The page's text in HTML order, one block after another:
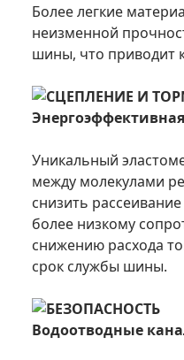
Более легкие
неизменной
шины, что приводит
СЦЕПЛЕНИЕ И
Уникальный
между молекулами
снизить
более низкому
снижению расхода
срок службы шины.
БЕЗОПАСНОСТЬ
Водоотводные